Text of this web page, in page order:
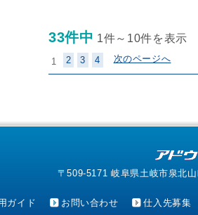
33件中 1件～10件を表示
1 2 3 4 次のページへ
〒509-5171 岐阜県土岐市泉北
ガイド お問い合わせ 仕入先募集